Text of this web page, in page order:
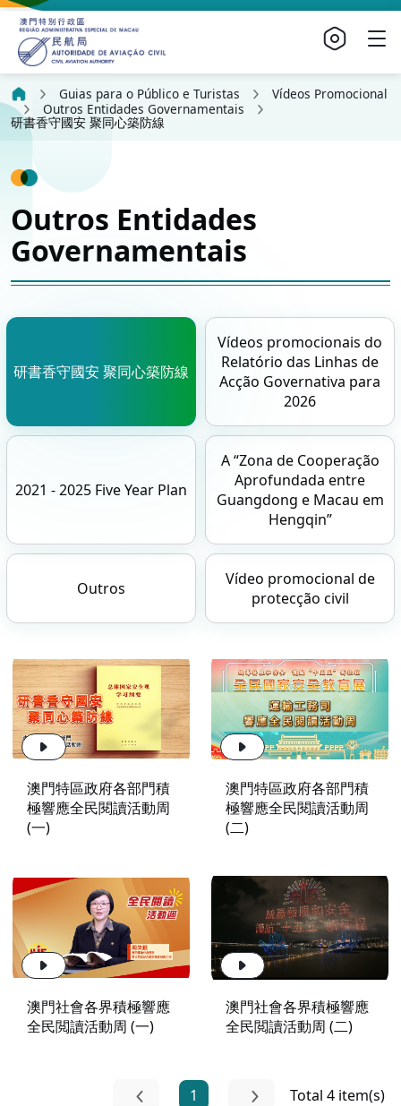
Guias para o Público e Turistas
Vídeos Promocional
Outros Entidades Governamentais
研書香守國安 聚同心築防線
Outros Entidades
Governamentais
研書香守國安 聚同心築防線
Vídeos promocionais do
Relatório das Linhas de
Acção Governativa para
2026
2021 - 2025 Five Year Plan
A “Zona de Cooperação
Aprofundada entre
Guangdong e Macau em
Hengqin”
Outros
Vídeo promocional de
protecção civil
澳門特區政府各部門積
極響應全民閱讀活動周
(一)
澳門特區政府各部門積
極響應全民閱讀活動周
(二)
澳門社會各界積極響應
全民閲讀活動周 (一)
澳門社會各界積極響應
全民閲讀活動周 (二)
1 Total 4 item(s)